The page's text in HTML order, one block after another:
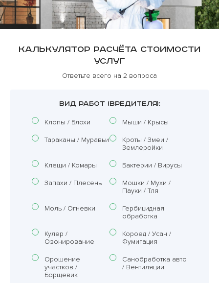
Калькулятор расчёта стоимости
услуг
Ответьте всего на 2 вопроса
ВИД РАБОТ (ВРЕДИТЕЛЯ):
Клопы / Блохи Мыши / Крысы
Тараканы / Муравьи
Кроты / Змеи /
Землеройки
Клещи / Комары Бактерии / Вирусы
Запахи / Плесень
Мошки / Мухи /
Пауки / Тля
Моль / Огневки
Гербицидная
обработка
Кулер /
Озонирование
Короед / Усач /
Фумигация
Орошение
участков /
Борщевик
Санобработка авто
/ Вентиляции